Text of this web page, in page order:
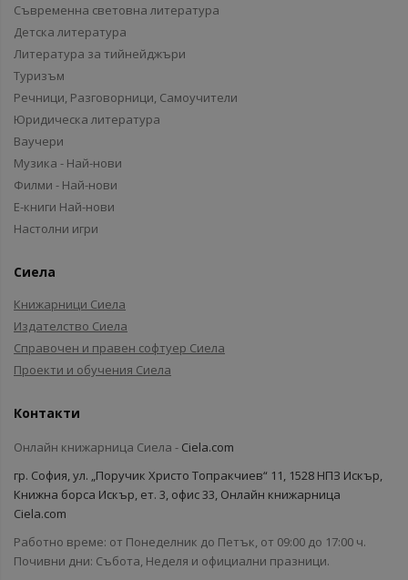
Съвременна световна литература
Детска литература
Литература за тийнейджъри
Туризъм
Речници, Разговорници, Самоучители
Юридическа литература
Ваучери
Музика - Най-нови
Филми - Най-нови
Е-книги Най-нови
Настолни игри
Сиела
Книжарници Сиела
Издателство Сиела
Справочен и правен софтуер Сиела
Проекти и обучения Сиела
Контакти
Онлайн книжарница Сиела - Ciela.com
гр. София, ул. „Поручик Христо Топракчиев“ 11, 1528 НПЗ Искър,
Книжна борса Искър, ет. 3, офис 33, Онлайн книжарница
Ciela.com
Работно време: от Понеделник до Петък, от 09:00 до 17:00 ч.
Почивни дни: Събота, Неделя и официални празници.